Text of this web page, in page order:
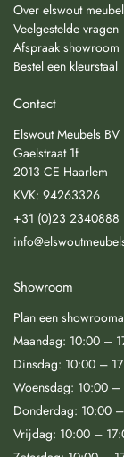
Over elswout
Veelgestelde vragen
Afspraak showroom
Bestel een kleurstaal
Contact
Elswout Meubels BV
Gaelstraat 1f
2013 CE Haarlem
KVK: 94263326
+31 (0)23 2340888
Showroom
Plan een
Maandag: 10:00 –
Dinsdag: 10:00 –
Woensdag: 10:00 –
Donderdag: 10:00
Vrijdag: 10:00 –